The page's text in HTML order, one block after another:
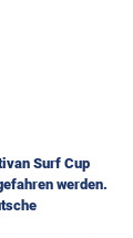
Surf Cup
werden.